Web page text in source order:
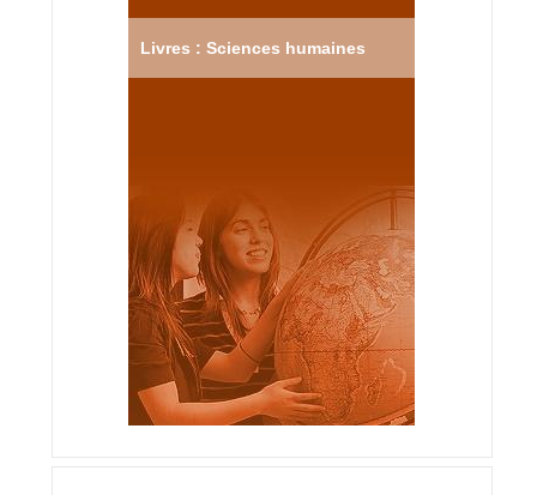
Livres : Sciences humaines